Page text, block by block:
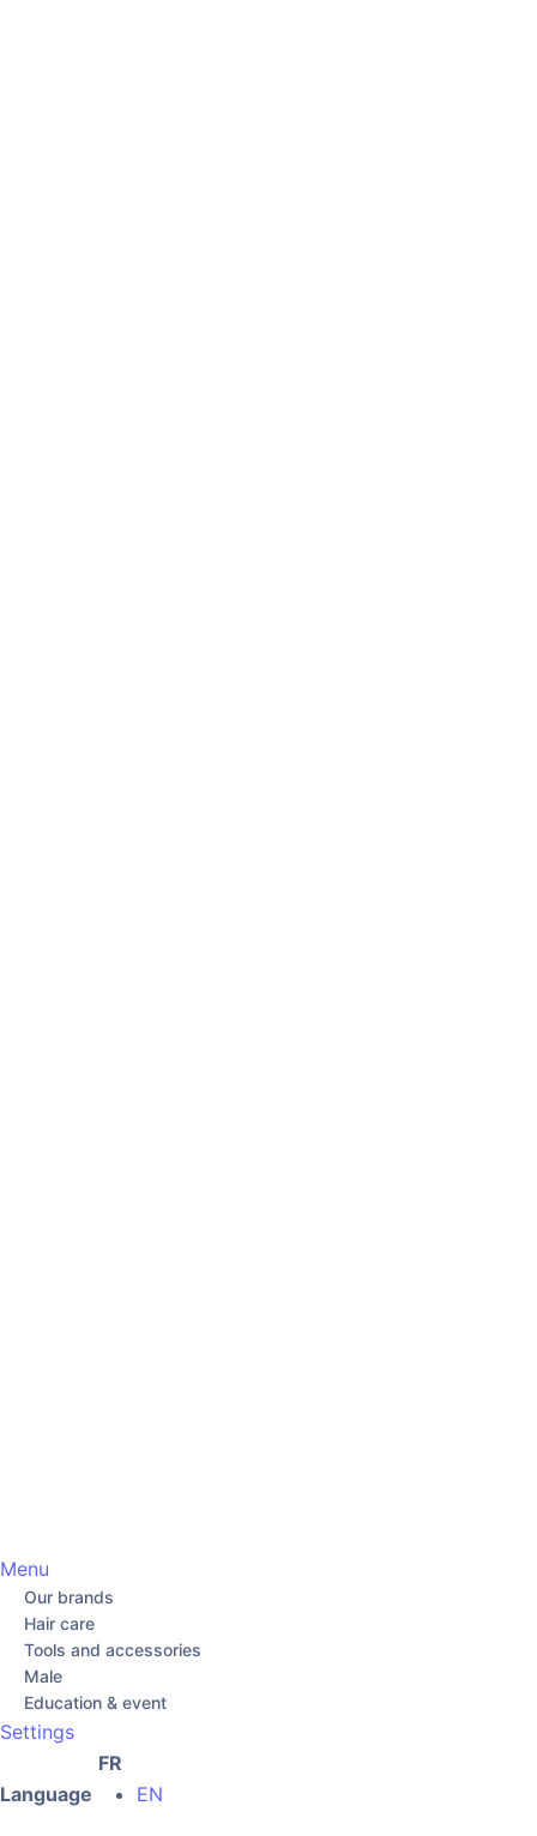
Menu
Our brands
Hair care
Tools and accessories
Male
Education & event
Settings
Language
FR
EN